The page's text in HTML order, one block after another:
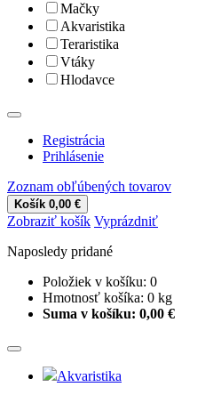
Mačky
Akvaristika
Teraristika
Vtáky
Hlodavce
Registrácia
Prihlásenie
Zoznam obľúbených tovarov
Košík 0,00 €
Zobraziť košík Vyprázdniť
Naposledy pridané
Položiek v košíku: 0
Hmotnosť košíka: 0 kg
Suma v košíku: 0,00 €
Akvaristika